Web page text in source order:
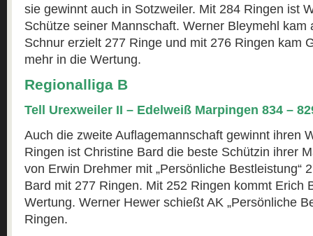
sie gewinnt auch in Sotzweiler. Mit 284 Ringen ist
Schütze seiner Mannschaft. Werner Bleymehl kam
Schnur erzielt 277 Ringe und mit 276 Ringen kam
mehr in die Wertung.
Regionalliga B
Tell Urexweiler II – Edelweiß Marpingen 834 –
Auch die zweite Auflagemannschaft gewinnt ihren
Ringen ist Christine Bard die beste Schützin ihrer
von Erwin Drehmer mit „Persönliche Bestleistung“
Bard mit 277 Ringen. Mit 252 Ringen kommt Erich
Wertung. Werner Hewer schießt AK „Persönliche
Ringen.